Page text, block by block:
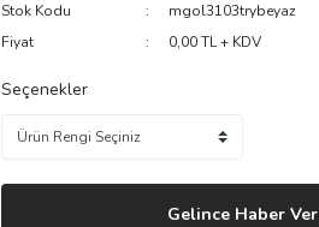
Stok Kodu
mgol3103trybeyaz
Fiyat
0,00 TL + KDV
Seçenekler
Gelince Haber Ver